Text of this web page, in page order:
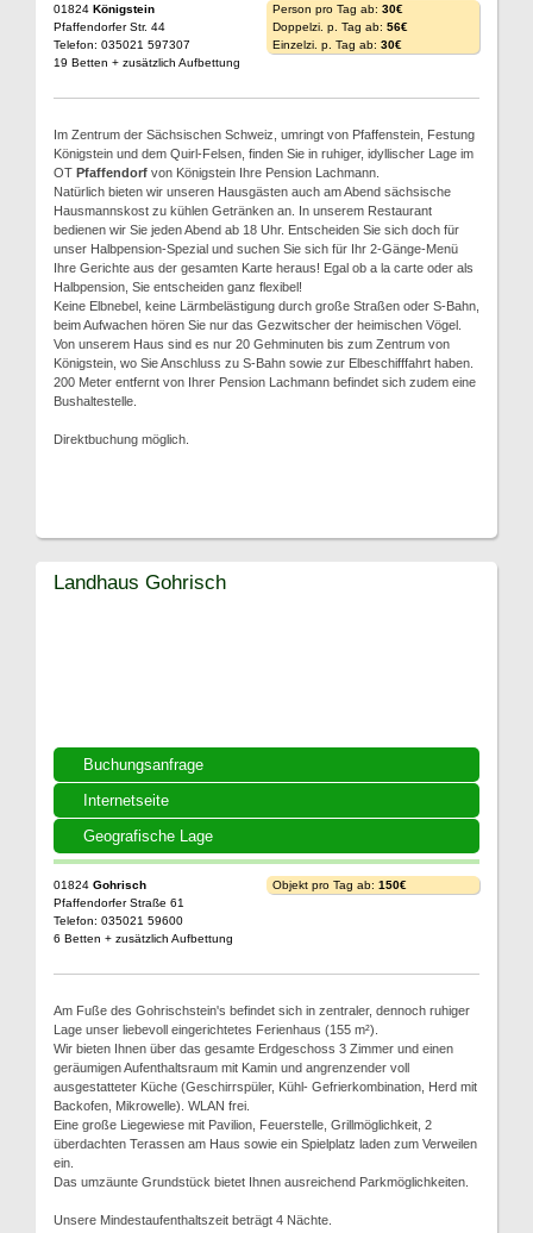
01824 Königstein
Pfaffendorfer Str. 44
Telefon: 035021 597307
19 Betten + zusätzlich Aufbettung
Person pro Tag ab: 30€
Doppelzi. p. Tag ab: 56€
Einzelzi. p. Tag ab: 30€
Im Zentrum der Sächsischen Schweiz, umringt von Pfaffenstein, Festung
Königstein und dem Quirl-Felsen, finden Sie in ruhiger, idyllischer Lage im
OT Pfaffendorf von Königstein Ihre Pension Lachmann.
Natürlich bieten wir unseren Hausgästen auch am Abend sächsische
Hausmannskost zu kühlen Getränken an. In unserem Restaurant
bedienen wir Sie jeden Abend ab 18 Uhr. Entscheiden Sie sich doch für
unser Halbpension-Spezial und suchen Sie sich für Ihr 2-Gänge-Menü
Ihre Gerichte aus der gesamten Karte heraus! Egal ob a la carte oder als
Halbpension, Sie entscheiden ganz flexibel!
Keine Elbnebel, keine Lärmbelästigung durch große Straßen oder S-Bahn,
beim Aufwachen hören Sie nur das Gezwitscher der heimischen Vögel.
Von unserem Haus sind es nur 20 Gehminuten bis zum Zentrum von
Königstein, wo Sie Anschluss zu S-Bahn sowie zur Elbeschifffahrt haben.
200 Meter entfernt von Ihrer Pension Lachmann befindet sich zudem eine
Bushaltestelle.
Direktbuchung möglich.
Buchungsanfrage
Internetseite
Geografische Lage
Landhaus Gohrisch
01824 Gohrisch
Pfaffendorfer Straße 61
Telefon: 035021 59600
6 Betten + zusätzlich Aufbettung
Objekt pro Tag ab: 150€
Am Fuße des Gohrischstein's befindet sich in zentraler, dennoch ruhiger
Lage unser liebevoll eingerichtetes Ferienhaus (155 m²).
Wir bieten Ihnen über das gesamte Erdgeschoss 3 Zimmer und einen
geräumigen Aufenthaltsraum mit Kamin und angrenzender voll
ausgestatteter Küche (Geschirrspüler, Kühl- Gefrierkombination, Herd mit
Backofen, Mikrowelle). WLAN frei.
Eine große Liegewiese mit Pavilion, Feuerstelle, Grillmöglichkeit, 2
überdachten Terassen am Haus sowie ein Spielplatz laden zum Verweilen
ein.
Das umzäunte Grundstück bietet Ihnen ausreichend Parkmöglichkeiten.
Unsere Mindestaufenthaltszeit beträgt 4 Nächte.